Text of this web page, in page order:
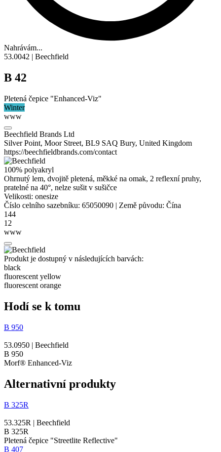
Nahrávám...
53.0042 | Beechfield
B 42
Pletená čepice "Enhanced-Viz"
Winter
www
Beechfield Brands Ltd
Silver Point, Moor Street, BL9 SAQ Bury, United Kingdom
https://beechfieldbrands.com/contact
100% polyakryl
Ohrnutý lem, dvojitě pletená, měkké na omak, 2 reflexní pruhy,
pratelné na 40°, nelze sušit v sušičce
Velikosti: onesize
Číslo celního sazebníku: 65050090 | Země původu: Čína
144
12
www
Produkt je dostupný v následujících barvách:
black
fluorescent yellow
fluorescent orange
Hodí se k tomu
B 950
53.0950 | Beechfield
B 950
Morf® Enhanced-Viz
Alternativní produkty
B 325R
53.325R | Beechfield
B 325R
Pletená čepice "Streetlite Reflective"
B 407